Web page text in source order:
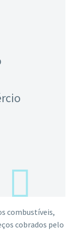
combustíveis,
cobrados pelo